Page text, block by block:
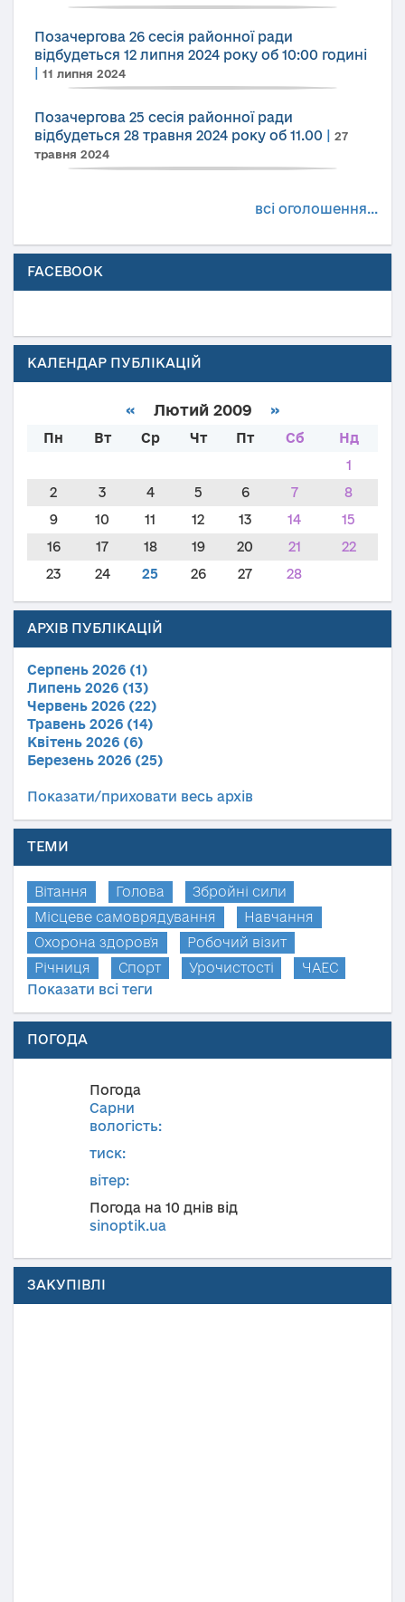
Позачергова 26 сесія районної ради
відбудеться 12 липня 2024 року об 10:00 годині
11 липня 2024
Позачергова 25 сесія районної ради
відбудеться 28 травня 2024 року об 11.00
27
травня 2024
всі оголошення...
FACEBOOK
КАЛЕНДАР ПУБЛІКАЦІЙ
« Лютий 2009 »
Пн Вт Ср Чт Пт Сб
Нд
1
2
3 4 5 6 7
8
9
10 11 12 13 14
15
16
17 18 19 20 21
22
23
24 25 26 27 28
АРХІВ ПУБЛІКАЦІЙ
Серпень 2026 (1)
Липень 2026 (13)
Червень 2026 (22)
Травень 2026 (14)
Квітень 2026 (6)
Березень 2026 (25)
Показати/приховати весь архів
ТЕМИ
Вітання Голова
Збройні сили
Місцеве самоврядування
Навчання
Охорона здоров'я
Робочий візит
Річниця
Спорт Урочистості
ЧАЕС
Показати всі теги
ПОГОДА
Погода
Сарни
вологість:
тиск:
вітер:
Погода на 10 днів від
sinoptik.ua
ЗАКУПІВЛІ